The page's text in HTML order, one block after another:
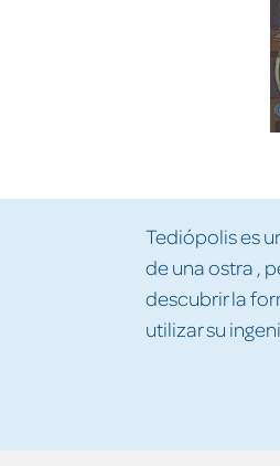
Tediópolis es
de una ostra ,
descubrir la
utilizar su